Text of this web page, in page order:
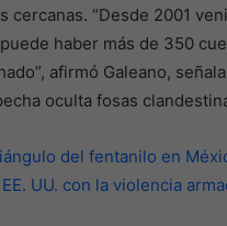
cercanas. “Desde 2001
haber más de 350
afirmó Galeano,
oculta fosas
del fentanilo en
UU. con la violencia